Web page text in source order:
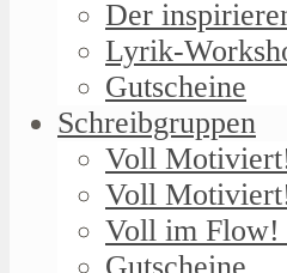
Der
Lyrik-
Gutscheine
Schreibgruppen
Voll
Voll
Voll im Flow!
Gutscheine